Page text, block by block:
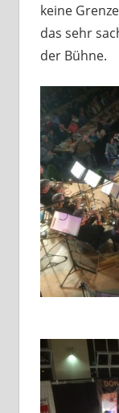
keine
das sehr
der Bühne.